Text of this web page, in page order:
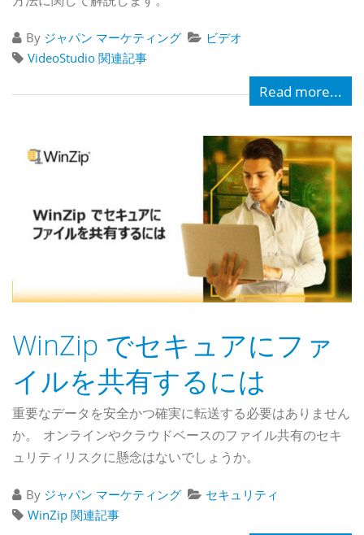
By ジャパン マーケティング
ビデオ
VideoStudio 関連記事
Read more...
WinZip でセキュアにファ
イルを共有するには
重要なデータを安全かつ確実に転送する必要はありません
か。 オンラインやクラウドベースのファイル共有のセキ
ュリティリスクに懸念はないでしょうか。
By ジャパン マーケティング
セキュリティ
WinZip 関連記事